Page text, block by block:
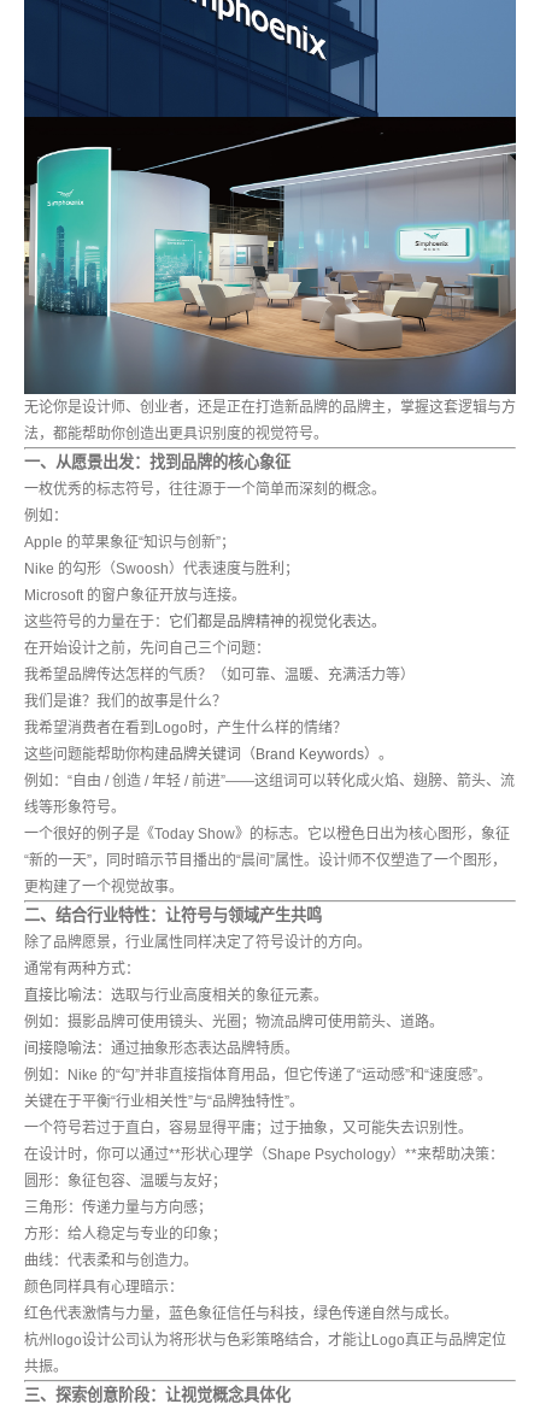
无论你是设计师、创业者，还是正在打造新品牌的品牌主，掌握这套逻辑与方
法，都能帮助你创造出更具识别度的视觉符号。
一、从愿景出发：找到品牌的核心象征
一枚优秀的标志符号，往往源于一个简单而深刻的概念。
例如：
Apple 的苹果象征“知识与创新”；
Nike 的勾形（Swoosh）代表速度与胜利；
Microsoft 的窗户象征开放与连接。
这些符号的力量在于： 它们都是品牌精神的视觉化表达。
在开始设计之前，先问自己三个问题：
我希望品牌传达怎样的气质？（如可靠、温暖、充满活力等）
我们是谁？我们的故事是什么？
我希望消费者在看到Logo时，产生什么样的情绪？
这些问题能帮助你构建品牌关键词（Brand Keywords） 。
例如：“自由 / 创造 / 年轻 / 前进”——这组词可以转化成火焰、翅膀、箭头、流
线等形象符号。
一个很好的例子是《Today Show》的标志。它以橙色日出为核心图形，象征
“新的一天”，同时暗示节目播出的“晨间”属性。设计师不仅塑造了一个图形，
更构建了一个视觉故事。
二、结合行业特性：让符号与领域产生共鸣
除了品牌愿景，行业属性同样决定了符号设计的方向。
通常有两种方式：
直接比喻法：选取与行业高度相关的象征元素。
例如：摄影品牌可使用镜头、光圈；物流品牌可使用箭头、道路。
间接隐喻法：通过抽象形态表达品牌特质。
例如：Nike 的“勾”并非直接指体育用品，但它传递了“运动感”和“速度感”。
关键在于平衡“行业相关性”与“品牌独特性”。
一个符号若过于直白，容易显得平庸；过于抽象，又可能失去识别性。
在设计时，你可以通过**形状心理学（Shape Psychology）**来帮助决策：
圆形：象征包容、温暖与友好；
三角形：传递力量与方向感；
方形：给人稳定与专业的印象；
曲线：代表柔和与创造力。
颜色同样具有心理暗示：
红色代表激情与力量，蓝色象征信任与科技，绿色传递自然与成长。
杭州logo设计公司认为将形状与色彩策略结合，才能让Logo真正与品牌定位
共振。
三、探索创意阶段：让视觉概念具体化